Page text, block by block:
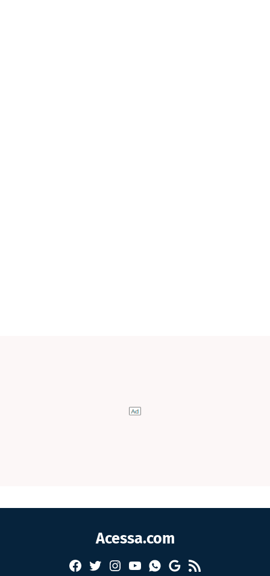
Acessa.com
Facebook
TwitterInstagram
YouTubeWhatsapp
Google
RSS